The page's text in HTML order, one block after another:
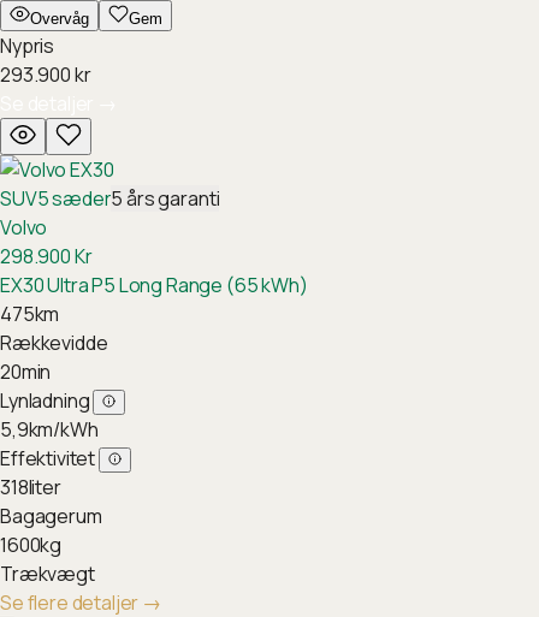
Overvåg Gem
Nypris
293.900kr
SUV5sæder5års garanti
Volvo
298.900Kr
EX30 Ultra P5 Long Range (65 kWh)
475km
Rækkevidde
20min
Lynladning
5,9km/kWh
Effektivitet
318liter
Bagagerum
1600kg
Trækvægt
Se flere detaljer →